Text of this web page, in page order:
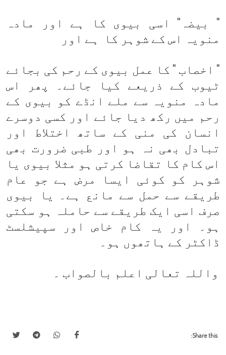
" بیضہ" اسی بیوی کا ہے اور مادہ
منویہ اس کے شوہر کا ہے اور
" اخصاب " کا عمل بیوی کے رحم کی بجائے
ٹیوب کے ذریعے کیا جائے۔ پھر اس
مادہ منویہ سے ملے انڈے کو بیوی کے
رحم میں رکھ دیا جائے اور کسی دوسرے
انسان کی منی کے ساتھ اختلاط اور
تبادل بھی نہ ہو اور طبی ضرورت بھی
اس کام کا تقاضا کرتی ہو مثلا بیوی یا
شوہر کو کوئی ایسا مرض ہے جو عام
طریقے سے حمل سے مانع ہے۔ یا بیوی
صرف اسی ایک طریقے سے حاملہ ہو سکتی
ہو۔ اور یہ کام خاص اور سپیشلسٹ
ڈاکٹر کے ہاتھوں ہو۔
واللہ تعالی اعلم بالصواب ۔
Share this: